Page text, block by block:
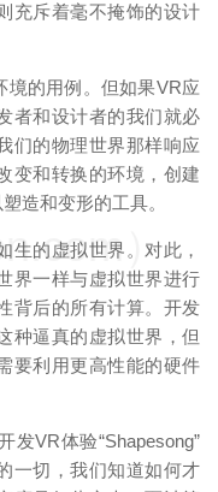
充斥着毫不掩饰的设计
境的用例。但如果VR应
者和设计者的我们就必
们的物理世界那样响应
变和转换的环境，创建
造和变形的工具。
生的虚拟世界。对此，
界一样与虚拟世界进行
背后的所有计算。开发
种逼真的虚拟世界，但
要利用更高性能的硬件
VR体验“Shapesong”
一切，我们知道如何才
）